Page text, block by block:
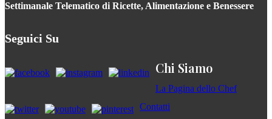
Settimanale Telematico di Ricette, Alimentazione e Benessere
Seguici Su
Chi Siamo
La Pagina dello Chef
Contatti